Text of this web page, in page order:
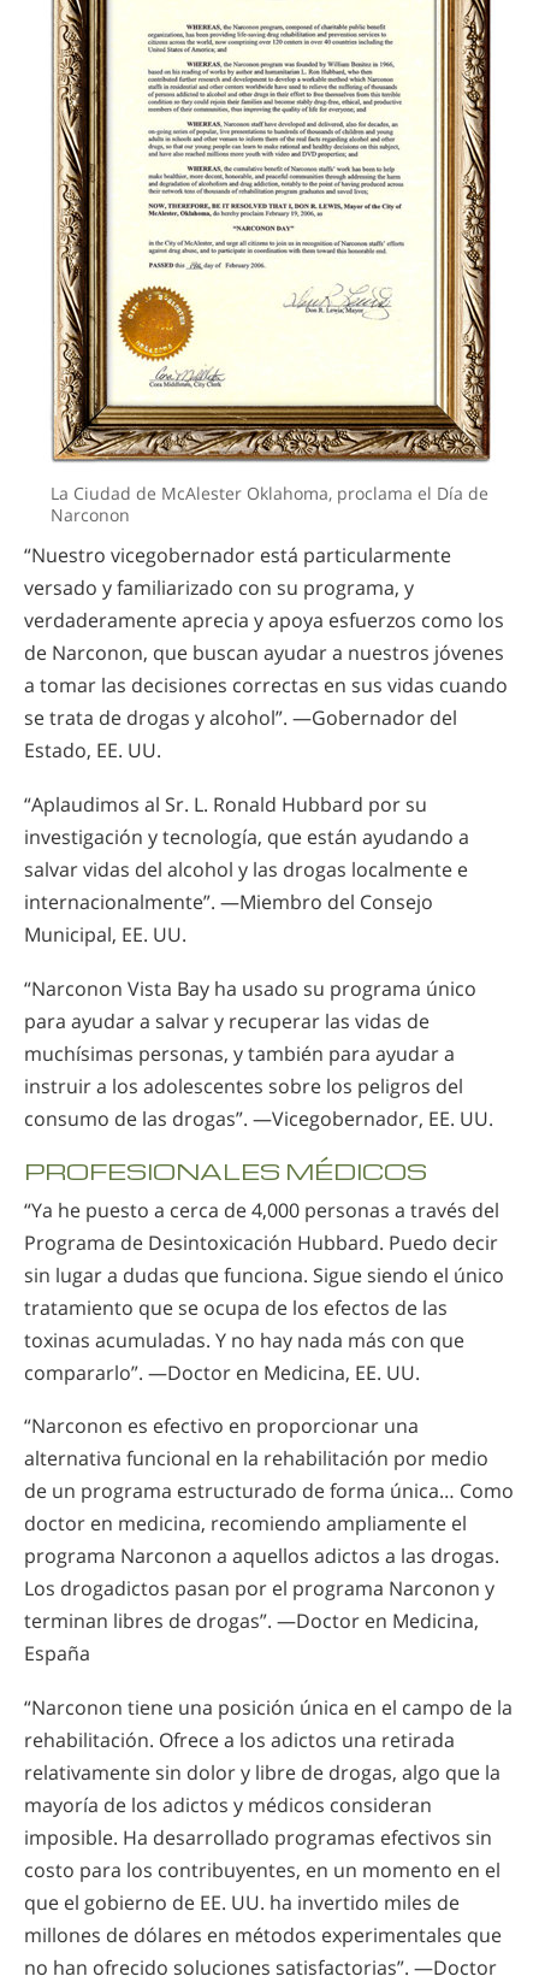
La Ciudad de McAlester Oklahoma, proclama el Día de
Narconon
“Nuestro vicegobernador está particularmente
versado y familiarizado con su programa, y
verdaderamente aprecia y apoya esfuerzos como los
de Narconon, que buscan ayudar a nuestros jóvenes
a tomar las decisiones correctas en sus vidas cuando
se trata de drogas y alcohol”. —Gobernador del
Estado, EE. UU.
“Aplaudimos al Sr. L. Ronald Hubbard por su
investigación y tecnología, que están ayudando a
salvar vidas del alcohol y las drogas localmente e
internacionalmente”. —Miembro del Consejo
Municipal, EE. UU.
“Narconon Vista Bay ha usado su programa único
para ayudar a salvar y recuperar las vidas de
muchísimas personas, y también para ayudar a
instruir a los adolescentes sobre los peligros del
consumo de las drogas”. —Vicegobernador, EE. UU.
PROFESIONALES MÉDICOS
“Ya he puesto a cerca de 4,000 personas a través del
Programa de Desintoxicación Hubbard. Puedo decir
sin lugar a dudas que funciona. Sigue siendo el único
tratamiento que se ocupa de los efectos de las
toxinas acumuladas. Y no hay nada más con que
compararlo”. —Doctor en Medicina, EE. UU.
“Narconon es efectivo en proporcionar una
alternativa funcional en la rehabilitación por medio
de un programa estructurado de forma única… Como
doctor en medicina, recomiendo ampliamente el
programa Narconon a aquellos adictos a las drogas.
Los drogadictos pasan por el programa Narconon y
terminan libres de drogas”. —Doctor en Medicina,
España
“Narconon tiene una posición única en el campo de la
rehabilitación. Ofrece a los adictos una retirada
relativamente sin dolor y libre de drogas, algo que la
mayoría de los adictos y médicos consideran
imposible. Ha desarrollado programas efectivos sin
costo para los contribuyentes, en un momento en el
que el gobierno de EE. UU. ha invertido miles de
millones de dólares en métodos experimentales que
no han ofrecido soluciones satisfactorias”. —Doctor